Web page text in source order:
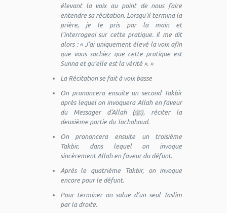
élevant la voix au point de nous faire
entendre sa récitation. Lorsqu’il termina la
prière, je le pris par la main et
l’interrogeai sur cette pratique. Il me dit
alors : « J’ai uniquement élevé la voix afin
que vous sachiez que cette pratique est
Sunna et qu’elle est la vérité ». »
La Récitation se fait à voix basse
On prononcera ensuite un second Takbir
après lequel on invoquera Allah en faveur
du Messager d’Allah (ﷺ), réciter la
deuxième partie du Tachahoud.
On prononcera ensuite un troisième
Takbir, dans lequel on invoque
sincèrement Allah en faveur du défunt.
Après le quatrième Takbir, on invoque
encore pour le défunt.
Pour terminer on salue d’un seul Taslim
par la droite.